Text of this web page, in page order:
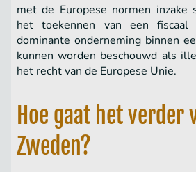
met de Europese normen inzake
het toekennen van een fiscaal
dominante onderneming binnen
kunnen worden beschouwd als
het recht van de Europese Unie.
Hoe gaat het verder
Zweden?